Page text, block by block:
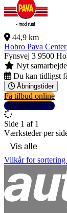
44,9 km
Hobro Pava Center
Fynsvej 3 9500
Nyt samarbejde
Du kan tidligst
Åbningstider
Få tilbud online
Se detaljer
Side 1 af 1
Værksteder per
Vilkår for